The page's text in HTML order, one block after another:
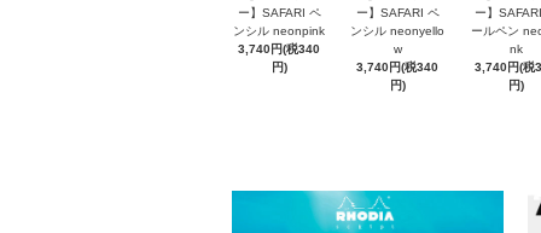
ー】SAFARI ペ
ンシル neonpink
3,740円(税340
円)
ー】SAFARI ペ
ンシル neonyello
w
3,740円(税340
円)
ー】
ールペン
nk
3,740円(税
円)